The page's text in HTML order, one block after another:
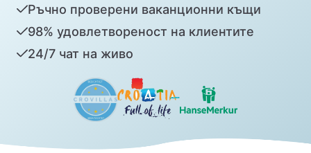
Ръчно проверени ваканционни къщи
98% удовлетвореност на клиентите
24/7 чат на живо